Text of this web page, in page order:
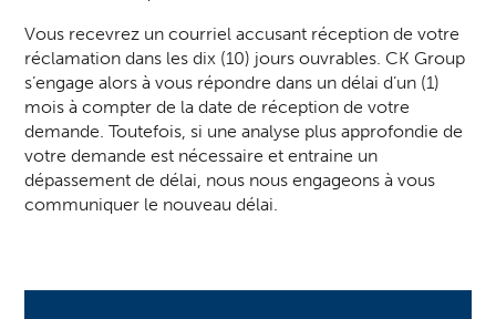
Vous recevrez un courriel accusant réception de votre
réclamation dans les dix (10) jours ouvrables. CK Group
s’engage alors à vous répondre dans un délai d’un (1)
mois à compter de la date de réception de votre
demande. Toutefois, si une analyse plus approfondie de
votre demande est nécessaire et entraine un
dépassement de délai, nous nous engageons à vous
communiquer le nouveau délai.